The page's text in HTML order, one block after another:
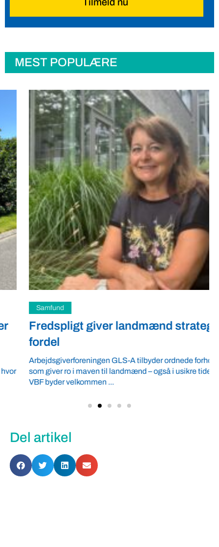
MEST POPULÆRE
Samfund
Fredspligt giver landmænd strategisk
fordel
Arbejdsgiverforeningen GLS-A tilbyder ordnede forhold,
som giver ro i maven til landmænd – også i usikre tider.
VBF byder velkommen ...
Del artikel